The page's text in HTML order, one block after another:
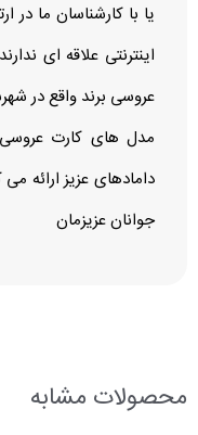
یا با کارشناسان ما در
اینترنتی علاقه ای
عروسی برند واقع در
مدل های کارت
دامادهای عزیز ارائه
جوانان عزیزمان
محصولات مشابه